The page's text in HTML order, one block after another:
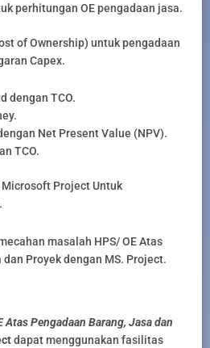
perhitungan OE pengadaan jasa.
of Ownership) untuk pengadaan
Capex.
dengan TCO.
Net Present Value (NPV).
TCO.
Project Untuk
masalah HPS/ OE Atas
Proyek dengan MS. Project.
Atas Pengadaan Barang, Jasa dan
dapat menggunakan fasilitas